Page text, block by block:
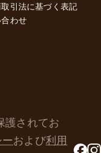
引法に基づく表記
わせ
護されてお
および利用